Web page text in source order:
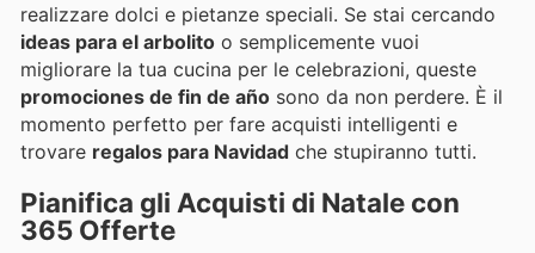
realizzare dolci e pietanze speciali. Se stai cercando
ideas para el arbolito o semplicemente vuoi
migliorare la tua cucina per le celebrazioni, queste
promociones de fin de año sono da non perdere. È il
momento perfetto per fare acquisti intelligenti e
trovare regalos para Navidad che stupiranno tutti.
Pianifica gli Acquisti di Natale con
365 Offerte